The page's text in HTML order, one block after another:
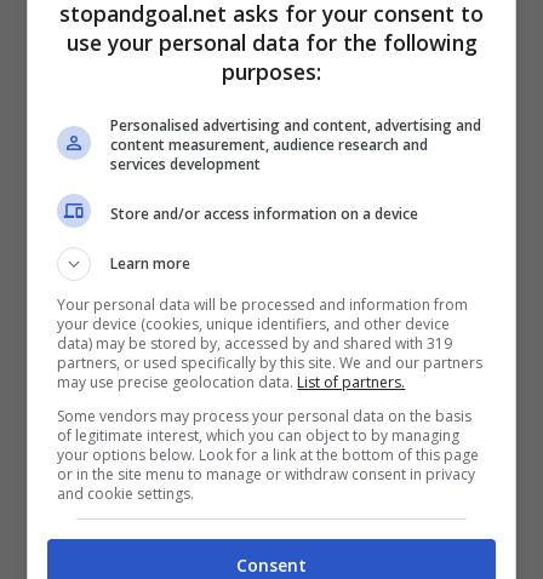
Amorim: ‘Porteremo Avanti
Sono Felice Con La Squadra
Pre-Derby Contro L’Inter In
Australia
Analisi Del Derby Di Milano:
stopandgoal.net asks for your consent to
use your personal data for the following
purposes:
Personalised advertising and content, advertising and
content measurement, audience research and
services development
Store and/or access information on a device
Learn more
Your personal data will be processed and information from
your device (cookies, unique identifiers, and other device
data) may be stored by, accessed by and shared with 319
partners, or used specifically by this site. We and our partners
may use precise geolocation data. List of partners.
Some vendors may process your personal data on the basis
of legitimate interest, which you can object to by managing
your options below. Look for a link at the bottom of this page
or in the site menu to manage or withdraw consent in privacy
and cookie settings.
Consent